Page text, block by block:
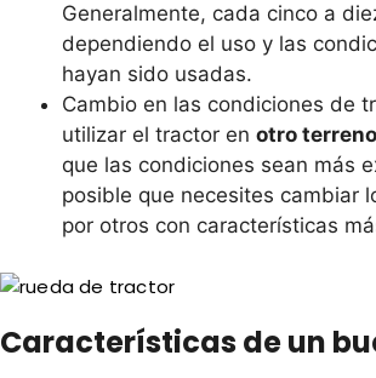
Generalmente, cada cinco a
dependiendo el uso y las
hayan sido usadas.
Cambio en las condiciones de
utilizar el tractor en otro
que las condiciones sean más
posible que necesites cambiar
por otros con características
Características de un